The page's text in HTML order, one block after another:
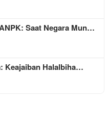
Saat Negara Mun…
Keajaiban Halalbiha…